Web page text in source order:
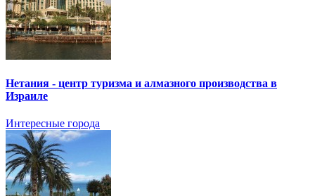
Нетания - центр туризма и алмазного производства в
Израиле
Интересные города